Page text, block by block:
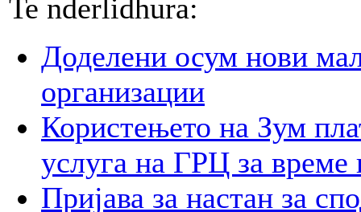
Te nderlidhura:
Доделени осум нови
организации
Користењето на Зум
услуга на ГРЦ за време
Пријава за настан за